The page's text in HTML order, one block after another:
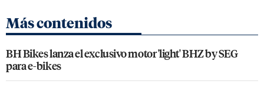
Más contenidos
BH Bikes lanza el exclusivo motor 'light' BHZ by SEG
para e-bikes